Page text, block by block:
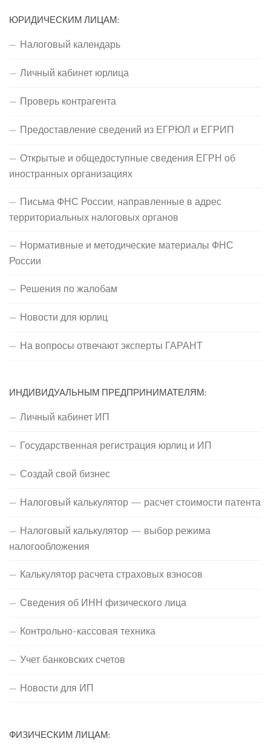
ЮРИДИЧЕСКИМ ЛИЦАМ:
Налоговый календарь
Личный кабинет юрлица
Проверь контрагента
Предоставление сведений из ЕГРЮЛ и ЕГРИП
Открытые и общедоступные сведения ЕГРН об
иностранных организациях
Письма ФНС России, направленные в адрес
территориальных налоговых органов
Нормативные и методические материалы ФНС
России
Решения по жалобам
Новости для юрлиц
На вопросы отвечают эксперты ГАРАНТ
ИНДИВИДУАЛЬНЫМ ПРЕДПРИНИМАТЕЛЯМ:
Личный кабинет ИП
Государственная регистрация юрлиц и ИП
Создай свой бизнес
Налоговый калькулятор — расчет стоимости патента
Налоговый калькулятор — выбор режима
налогообложения
Калькулятор расчета страховых взносов
Сведения об ИНН физического лица
Контрольно-кассовая техника
Учет банковских счетов
Новости для ИП
ФИЗИЧЕСКИМ ЛИЦАМ: